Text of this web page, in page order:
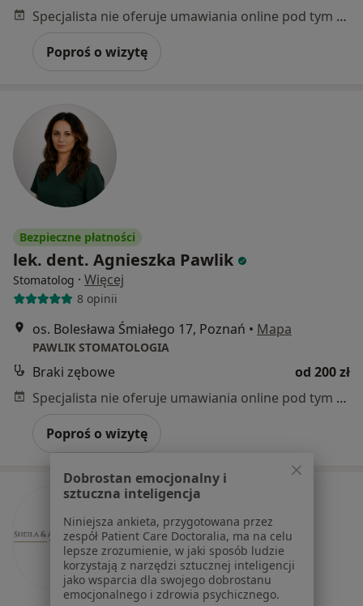
Specjalista nie oferuje umawiania online pod tym adresem.
Poproś o wizytę
Bezpieczne płatności
lek. dent. Agnieszka Pawlik
Stomatolog · Więcej
8 opinii
os. Bolesława Śmiałego 17, Poznań • Mapa
PAWLIK STOMATOLOGIA
Braki zębowe
od 200 zł
Specjalista nie oferuje umawiania online pod tym adresem.
Poproś o wizytę
Dobrostan emocjonalny i
sztuczna inteligencja
Niniejsza ankieta, przygotowana przez
zespół Patient Care Doctoralia, ma na celu
lepsze zrozumienie, w jaki sposób ludzie
korzystają z narzędzi sztucznej inteligencji
jako wsparcia dla swojego dobrostanu
emocjonalnego i zdrowia psychicznego.